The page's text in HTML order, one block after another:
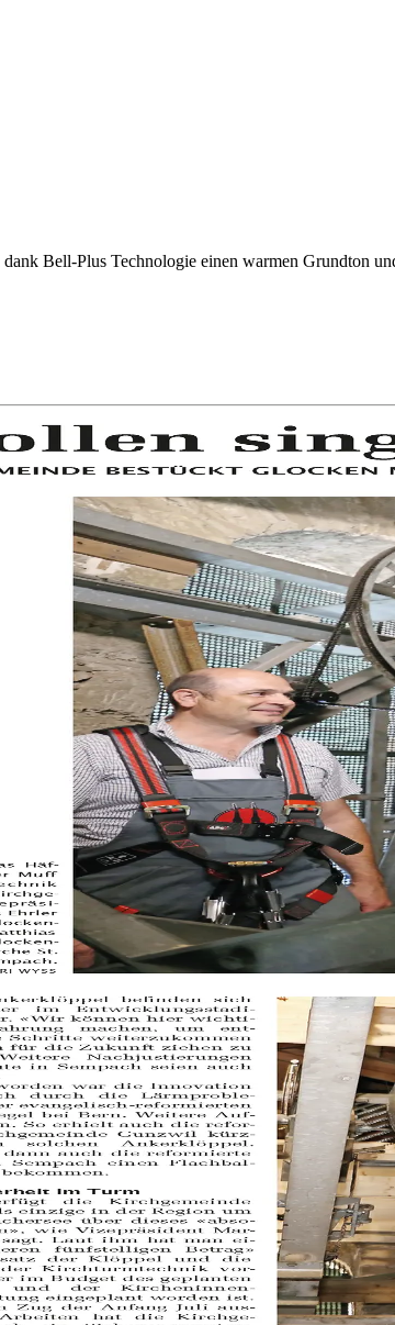
Bell-Plus Technologie einen warmen Grundton